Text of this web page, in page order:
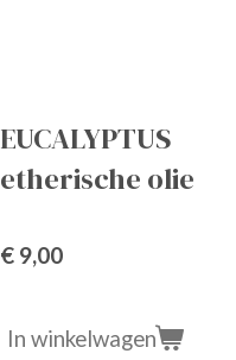
EUCALYPTUS
etherische olie
€ 9,00
In winkelwagen